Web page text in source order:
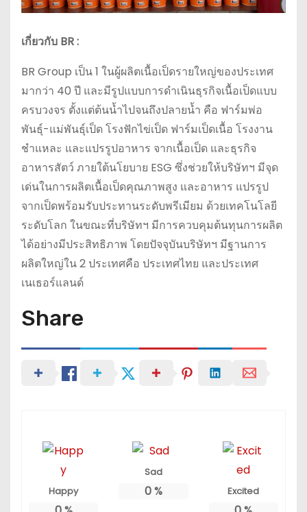
เกี่ยวกับ BR :
BR Group เป็น 1 ในผู้ผลิตเนื้อเป็ดรายใหญ่ของประเทศ
มากว่า 40 ปี และมีรูปแบบการดำเนินธุรกิจเนื้อเป็ดแบบ
ครบวงจร ตั้งแต่ต้นน้ำไปจนถึงปลายน้ำ คือ ฟาร์มพ่อ
พันธุ์-แม่พันธุ์เป็ด โรงฟักไข่เป็ด ฟาร์มเป็ดเนื้อ โรงงาน
ชำแหละ และแปรรูปอาหาร จากเนื้อเป็ด และธุรกิจ
อาหารสัตว์ ภายใต้นโยบาย ESG ซึ่งช่วยให้บริษัทฯ มีจุด
เด่นในการผลิตเนื้อเป็ดคุณภาพสูง และอาหาร แปรรูป
จากเป็ดพร้อมรับประทานระดับพรีเมียม ด้วยเทคโนโลยี
ระดับโลก ในขณะที่บริษัทฯ มีการควบคุมต้นทุนการผลิต
ได้อย่างมีประสิทธิภาพ โดยปัจจุบันบริษัทฯ มีฐานการ
ผลิตใหญ่ใน 2 ประเทศคือ ประเทศไทย และประเทศ
เนเธอร์แลนด์
Share
Happy
Sad
0% Excited